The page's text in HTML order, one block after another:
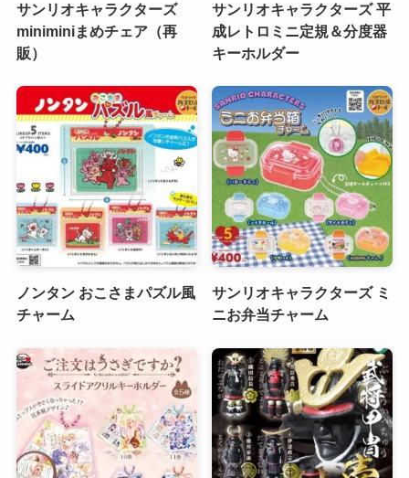
サンリオキャラクターズ
miniminiまめチェア（再
販）
サンリオキャラクターズ 平
成レトロミニ定規＆分度器
キーホルダー
ノンタン おこさまパズル風
チャーム
サンリオキャラクターズ ミ
ニお弁当チャーム